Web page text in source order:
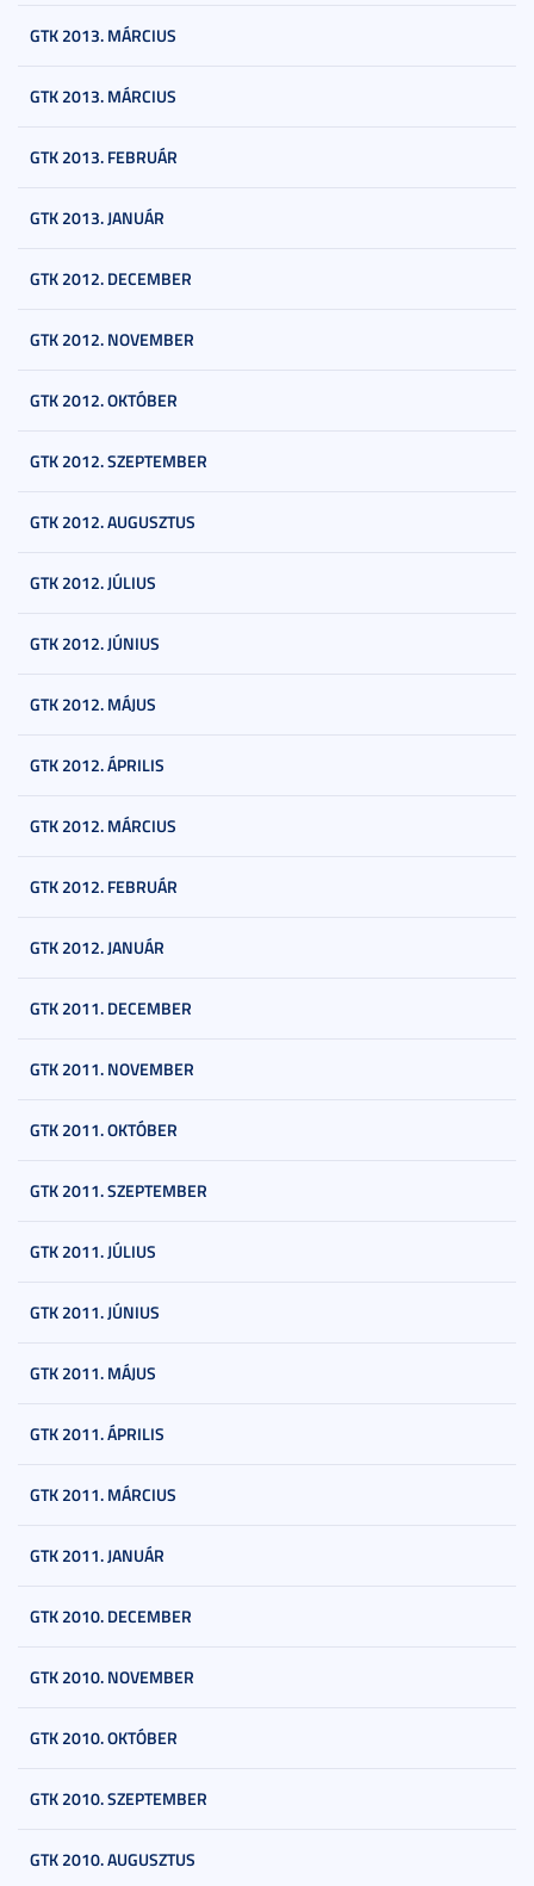
GTK 2013. MÁRCIUS
GTK 2013. MÁRCIUS
GTK 2013. FEBRUÁR
GTK 2013. JANUÁR
GTK 2012. DECEMBER
GTK 2012. NOVEMBER
GTK 2012. OKTÓBER
GTK 2012. SZEPTEMBER
GTK 2012. AUGUSZTUS
GTK 2012. JÚLIUS
GTK 2012. JÚNIUS
GTK 2012. MÁJUS
GTK 2012. ÁPRILIS
GTK 2012. MÁRCIUS
GTK 2012. FEBRUÁR
GTK 2012. JANUÁR
GTK 2011. DECEMBER
GTK 2011. NOVEMBER
GTK 2011. OKTÓBER
GTK 2011. SZEPTEMBER
GTK 2011. JÚLIUS
GTK 2011. JÚNIUS
GTK 2011. MÁJUS
GTK 2011. ÁPRILIS
GTK 2011. MÁRCIUS
GTK 2011. JANUÁR
GTK 2010. DECEMBER
GTK 2010. NOVEMBER
GTK 2010. OKTÓBER
GTK 2010. SZEPTEMBER
GTK 2010. AUGUSZTUS